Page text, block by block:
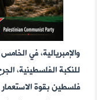
والإمبريالية، في
للنكبة الفلسطينية،
فلسطين بقوة